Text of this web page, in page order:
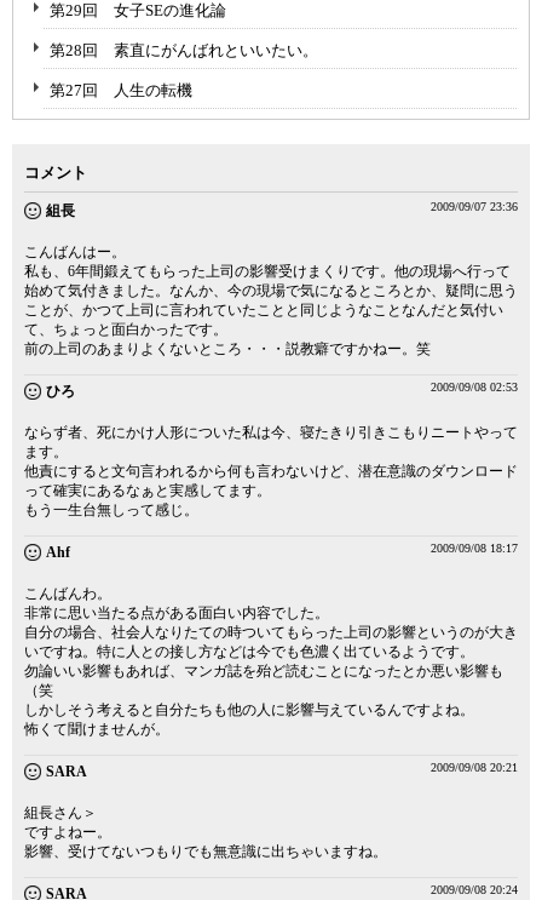
第29回 女子SEの進化論
第28回 素直にがんばれといいたい。
第27回 人生の転機
コメント
組長 2009/09/07 23:36
こんばんはー。
私も、6年間鍛えてもらった上司の影響受けまくりです。他の現場へ行って
始めて気付きました。なんか、今の現場で気になるところとか、疑問に思う
ことが、かつて上司に言われていたことと同じようなことなんだと気付い
て、ちょっと面白かったです。
前の上司のあまりよくないところ・・・説教癖ですかねー。笑
ひろ 2009/09/08 02:53
ならず者、死にかけ人形についた私は今、寝たきり引きこもりニートやって
ます。
他責にすると文句言われるから何も言わないけど、潜在意識のダウンロード
って確実にあるなぁと実感してます。
もう一生台無しって感じ。
Ahf 2009/09/08 18:17
こんばんわ。
非常に思い当たる点がある面白い内容でした。
自分の場合、社会人なりたての時ついてもらった上司の影響というのが大き
いですね。特に人との接し方などは今でも色濃く出ているようです。
勿論いい影響もあれば、マンガ誌を殆ど読むことになったとか悪い影響も
（笑
しかしそう考えると自分たちも他の人に影響与えているんですよね。
怖くて聞けませんが。
SARA 2009/09/08 20:21
組長さん＞
ですよねー。
影響、受けてないつもりでも無意識に出ちゃいますね。
SARA 2009/09/08 20:24